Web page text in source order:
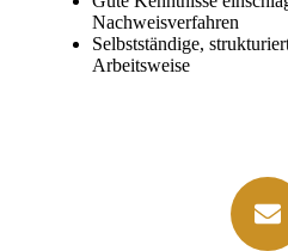
Nachweisverfahren
Selbstständige,
Arbeitsweise